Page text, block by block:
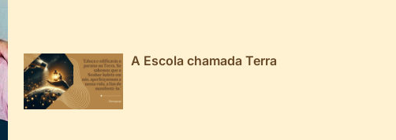
A Escola chamada Terra